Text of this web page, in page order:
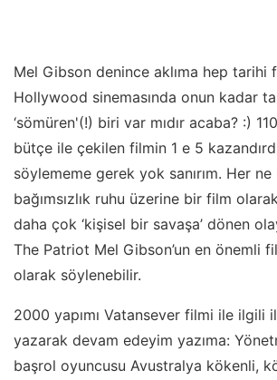
Mel Gibson denince aklıma hep tarihi
Hollywood sinemasında onun kadar
‘sömüren'(!) biri var mıdır acaba? :)
bütçe ile çekilen filmin 1 e 5
söylememe gerek yok sanırım. Her
bağımsızlık ruhu üzerine bir film
daha çok ‘kişisel bir savaşa’ dönen
The Patriot Mel Gibson’un en önemli
olarak söylenebilir.
2000 yapımı Vatansever filmi ile ilgili
yazarak devam edeyim yazıma:
başrol oyuncusu Avustralya kökenli,